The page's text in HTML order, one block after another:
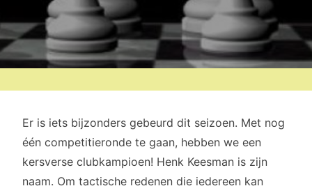
Er is iets bijzonders gebeurd dit seizoen. Met nog
één competitieronde te gaan, hebben we een
kersverse clubkampioen! Henk Keesman is zijn
naam. Om tactische redenen die iedereen kan